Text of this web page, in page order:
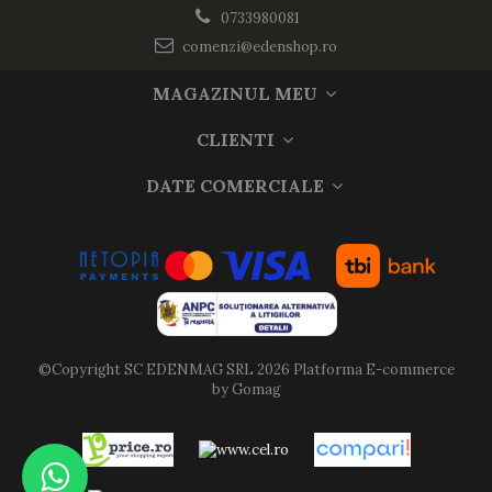
0733980081
comenzi@edenshop.ro
MAGAZINUL MEU
CLIENTI
DATE COMERCIALE
©Copyright SC EDENMAG SRL 2026 Platforma E-commerce
by Gomag